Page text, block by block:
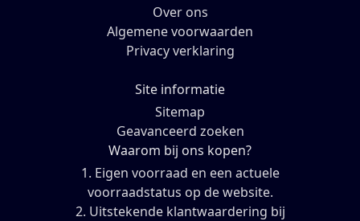
Over ons
Algemene voorwaarden
Privacy verklaring
Site informatie
Sitemap
Geavanceerd zoeken
Waarom bij ons kopen?
1. Eigen voorraad en een actuele
voorraadstatus op de website.
2. Uitstekende klantwaardering bij